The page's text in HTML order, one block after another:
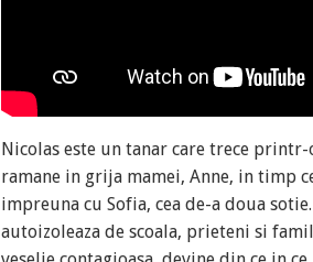
Nicolas este un tanar care trece
ramane in grija mamei, Anne, in timp
impreuna cu Sofia, cea de-a doua
autoizoleaza de scoala, prieteni si